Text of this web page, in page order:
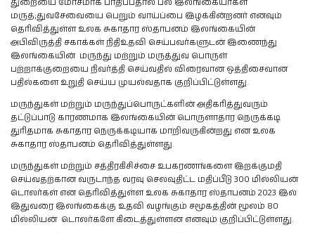
மருத்;துவசேவையை பெறும் வாய்ப்பை இழக்கின்றனர் எனவும்
தெரிவித்துள்ள உலக சுகாதார ஸ்தாபனம் இலங்கையின்
அபிவிருத்தி சகாக்கள் நிதிஉதவி செய்பவர்களுடன் இணைந்து
இலங்கையின் மருந்து மற்றும் மருத்துவ பொருள்
பற்றாக்குறையை நிவர்த்தி செய்வதில் விரைவான ஒத்திசைவான
பதில்களை உறுதி செய்ய முயல்வதாக குறிப்பிட்டுள்ளது.
மருந்துகள் மற்றும் மருந்துப்பொருட்களின் அதிகரித்துவரும்
தட்டுப்பாடு காரணமாக இலங்கையின் பொருளாதார நெருக்கடி
துரிதமாக சுகாதார நெருக்கடியாக மாறிவருகின்றது என உலக
சுகாதார ஸ்தாபனம் தெரிவித்துள்ளது.
மருந்துகள் மற்றும் சத்திரகிசிச்சை உபகரணங்களை இறக்குமதி
செய்வதற்கான வருடாந்த வரவு செலவுதிட்ட மதிப்பீடு 300 மில்லியன்
டொலர்கள் என தெரிவித்துள்ள உலக சுகாதார ஸ்தாபனம் 2023 இல்
இதுவரை இலங்கைக்கு உதவி வழங்கும் சமூகத்தின் மூலம் 80
மில்லியன் டொலர்களே கிடைத்துள்ளன எனவும் குறிப்பிட்டுள்ளது.